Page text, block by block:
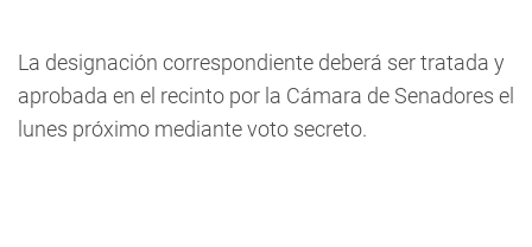
La designación correspondiente deberá ser tratada y
aprobada en el recinto por la Cámara de Senadores el
lunes próximo mediante voto secreto.